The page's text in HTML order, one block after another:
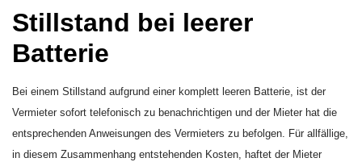
Stillstand bei leerer
Batterie
Bei einem Stillstand aufgrund einer komplett leeren Batterie, ist der
Vermieter sofort telefonisch zu benachrichtigen und der Mieter hat die
entsprechenden Anweisungen des Vermieters zu befolgen. Für allfällige,
in diesem Zusammenhang entstehenden Kosten, haftet der Mieter